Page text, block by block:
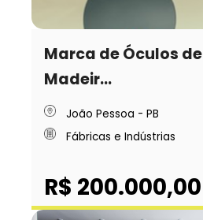
Marca de Óculos de
Madeir...
João Pessoa - PB
Fábricas e Indústrias
R$ 200.000,00